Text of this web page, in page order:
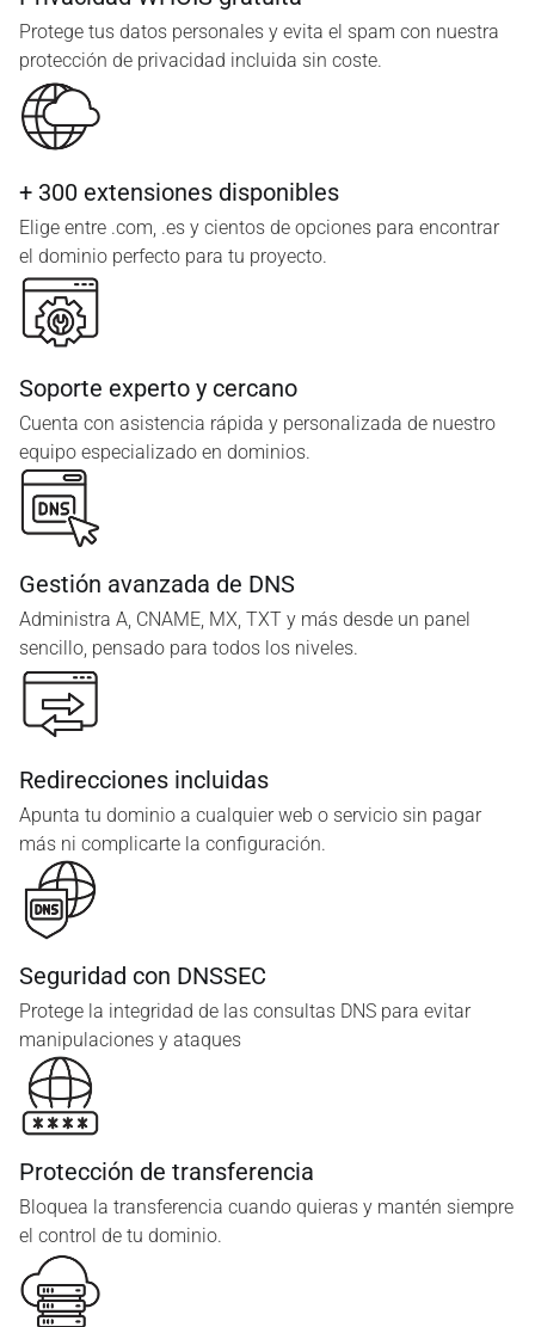
Protege tus datos personales y evita el spam con nuestra
protección de privacidad incluida sin coste.
+ 300 extensiones disponibles
Elige entre .com, .es y cientos de opciones para encontrar
el dominio perfecto para tu proyecto.
Soporte experto y cercano
Cuenta con asistencia rápida y personalizada de nuestro
equipo especializado en dominios.
Gestión avanzada de DNS
Administra A, CNAME, MX, TXT y más desde un panel
sencillo, pensado para todos los niveles.
Redirecciones incluidas
Apunta tu dominio a cualquier web o servicio sin pagar
más ni complicarte la configuración.
Seguridad con DNSSEC
Protege la integridad de las consultas DNS para evitar
manipulaciones y ataques
Protección de transferencia
Bloquea la transferencia cuando quieras y mantén siempre
el control de tu dominio.